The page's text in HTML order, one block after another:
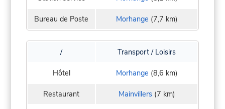
Bureau de Poste Morhange (7,7 km)
/ Transport / Loisirs
Hôtel Morhange (8,6 km)
Restaurant Mainvillers(7 km)